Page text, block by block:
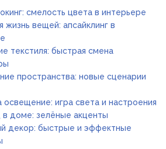
смелость цвета в интерьере
жизнь вещей: апсайклинг в
текстиля: быстрая смена
пространства: новые сценарии
освещение: игра света и настроения
доме: зелёные акценты
декор: быстрые и эффектные